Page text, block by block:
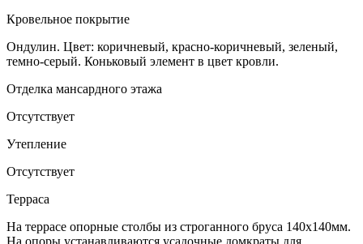
Кровельное покрытие
Ондулин. Цвет: коричневый, красно-коричневый, зеленый,
темно-серый. Коньковый элемент в цвет кровли.
Отделка мансардного этажа
Отсутствует
Утепление
Отсутствует
Терраса
На террасе опорные столбы из строганного бруса 140х140мм.
На опоры устанавливаются усадочные домкраты для